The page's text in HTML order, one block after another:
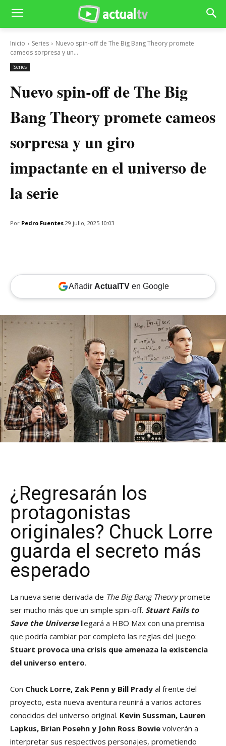
Inicio Series
Nuevo spin-off de The Big Bang Theory promete
cameos sorpresa y un...
Series
Nuevo spin-off de The Big
Bang Theory promete cameos
sorpresa y un giro
impactante en el universo de
la serie
Por Pedro Fuentes 29 julio, 2025 10:03
Añadir ActualTVen Google
¿Regresarán los
protagonistas
originales? Chuck Lorre
guarda el secreto más
esperado
La nueva serie derivada de The Big Bang Theorypromete
ser mucho más que un simple spin-off. Stuart Fails to
Save the Universellegará a HBO Max con una premisa
que podría cambiar por completo las reglas del juego:
Stuart provoca una crisis que amenaza la existencia
del universo entero.
Con Chuck Lorre, Zak Penn y Bill Prady al frente del
proyecto, esta nueva aventura reunirá a varios actores
conocidos del universo original. Kevin Sussman, Lauren
Lapkus, Brian Posehn y John Ross Bowie volverán a
interpretar sus respectivos personajes, prometiendo